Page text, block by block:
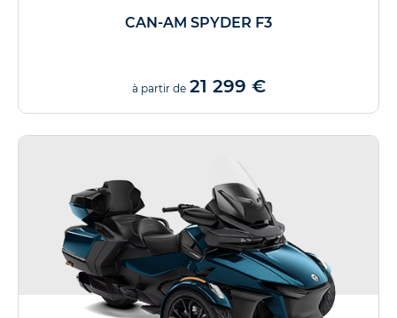
CAN-AM SPYDER F3
à partir de 21 299 €